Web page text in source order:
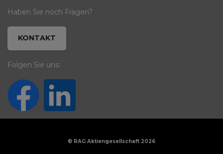
Haben Sie noch Fragen?
KONTAKT
Folgen Sie uns:
© RAG Aktiengesellschaft 2026